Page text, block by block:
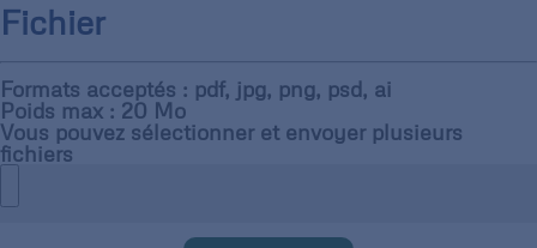
Fichier
Formats acceptés : pdf, jpg, png, psd, ai
Poids max : 20 Mo
Vous pouvez sélectionner et envoyer plusieurs
fichiers